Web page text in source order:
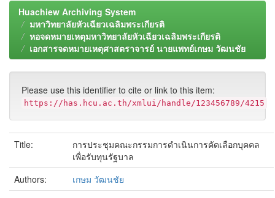
Huachiew Archiving System
มหาวิทยาลัยหัวเฉียวเฉลิมพระเกียรติ
หอจดหมายเหตุมหาวิทยาลัยหัวเฉียวเฉลิมพระเกียรติ
เอกสารจดหมายเหตุศาสตราจารย์ นายแพทย์เกษม วัฒนชัย
Please use this identifier to cite or link to this item:
https://has.hcu.ac.th/xmlui/handle/123456789/4215
Title:
การประชุมคณะกรรมการดำเนินการคัดเลือกบุคคล
เพื่อรับทุนรัฐบาล
Authors:
เกษม วัฒนชัย